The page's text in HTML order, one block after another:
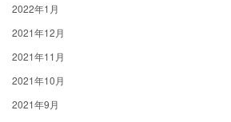
2022年1月
2021年12月
2021年11月
2021年10月
2021年9月